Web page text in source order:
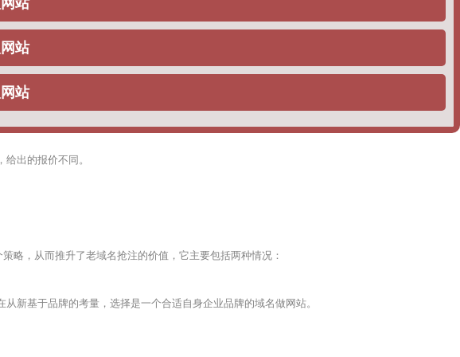
目前市面上大量的SEO公司都会选择这个策略，去给自己的用户做排名，一般分为如
出的报价不同。
略，从而推升了老域名抢注的价值，它主要包括两种情况：
新基于品牌的考量，选择是一个合适自身企业品牌的域名做网站。